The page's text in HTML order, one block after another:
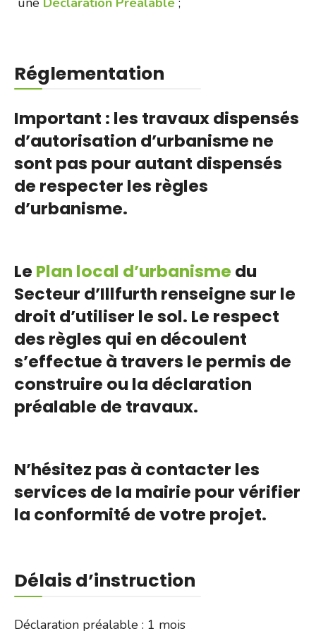
Réglementation
Important : les travaux dispensés
d’autorisation d’urbanisme ne
sont pas pour autant dispensés
de respecter les règles
d’urbanisme.
Le Plan local d’urbanisme du
Secteur d’Illfurth renseigne sur le
droit d’utiliser le sol. Le respect
des règles qui en découlent
s’effectue à travers le permis de
construire ou la déclaration
préalable de travaux.
N’hésitez pas à contacter les
services de la mairie pour vérifier
la conformité de votre projet.
Délais d’instruction
Déclaration préalable : 1 mois